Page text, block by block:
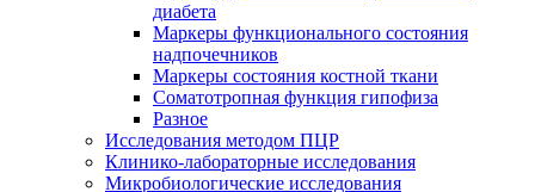
диабета
Маркеры функционального состояния
надпочечников
Маркеры состояния костной ткани
Соматотропная функция гипофиза
Разное
Исследования методом ПЦР
Клинико-лабораторные исследования
Микробиологические исследования